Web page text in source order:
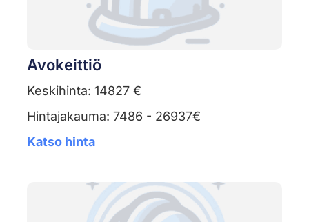
Avokeittiö
Keskihinta: 14827 €
Hintajakauma: 7486 - 26937€
Katso hinta